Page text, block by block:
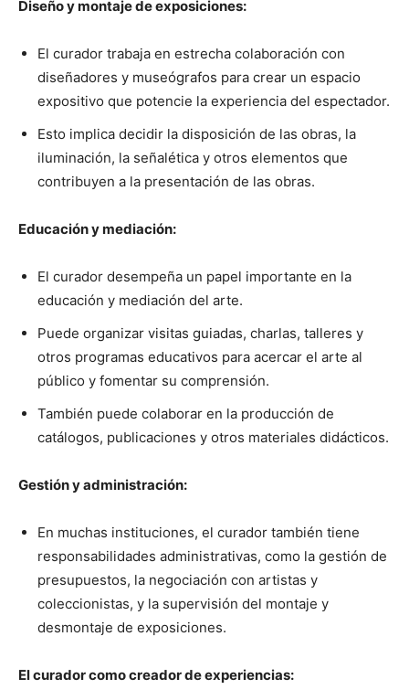
Diseño y montaje de exposiciones:
El curador trabaja en estrecha colaboración con
diseñadores y museógrafos para crear un espacio
expositivo que potencie la experiencia del espectador.
Esto implica decidir la disposición de las obras, la
iluminación, la señalética y otros elementos que
contribuyen a la presentación de las obras.
Educación y mediación:
El curador desempeña un papel importante en la
educación y mediación del arte.
Puede organizar visitas guiadas, charlas, talleres y
otros programas educativos para acercar el arte al
público y fomentar su comprensión.
También puede colaborar en la producción de
catálogos, publicaciones y otros materiales didácticos.
Gestión y administración:
En muchas instituciones, el curador también tiene
responsabilidades administrativas, como la gestión de
presupuestos, la negociación con artistas y
coleccionistas, y la supervisión del montaje y
desmontaje de exposiciones.
El curador como creador de experiencias: